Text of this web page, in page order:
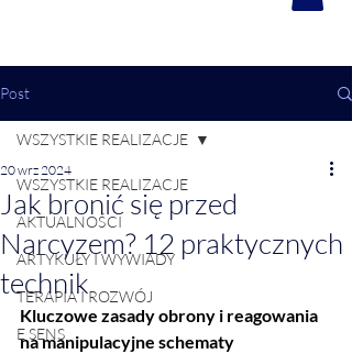
Post
WSZYSTKIE REALIZACJE
AKTUALNOŚCI
ARTYKUŁY I WYWIADY
TERAPIA I ROZWÓJ
E SENS
WSZYSTKIE REALIZACJE
Jak bronić się przed
Narcyzem? 12 praktycznych
technik
20 wrz 2024
Kluczowe zasady obrony i reagowania
na manipulacyjne schematy